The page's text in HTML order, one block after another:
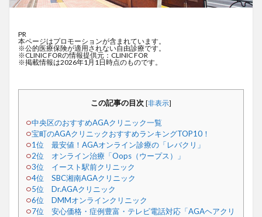
PR
本ページはプロモーションが含まれています。
※公的医療保険が適用されない自由診療です。
※CLINIC FORの情報提供元：CLINIC FOR
※掲載情報は2026年1月1日時点のものです。
この記事の目次 [非表示]
中央区のおすすめAGAクリニック一覧
宝町のAGAクリニックおすすめランキングTOP10！
1位 最安値！AGAオンライン診療の「レバクリ」
2位 オンライン治療「Oops（ウープス）」
3位 イースト駅前クリニック
4位 SBC湘南AGAクリニック
5位 Dr.AGAクリニック
6位 DMMオンラインクリニック
7位 安心価格・症例豊富・テレビ電話対応「AGAヘアクリ